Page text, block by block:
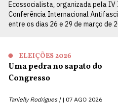
Ecossocialista, organizada pela IV
Conferência Internacional
entre os dias 26 e 29 de março de
ELEIÇÕES 2026
Uma pedra no sapato do
Congresso
Tanielly Rodrigues | 07 AGO 2026